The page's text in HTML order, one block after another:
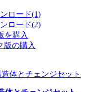
ロード(1)
ロード(2)
を購入
版の購入